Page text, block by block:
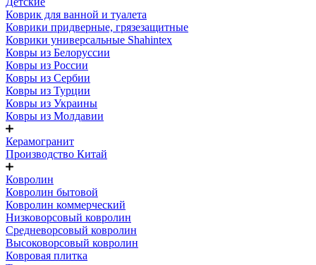
Коврик для ванной и туалета
Коврики придверные, грязезащитные
Коврики универсальные Shahintex
Ковры из Белоруссии
Ковры из России
Ковры из Сербии
Ковры из Турции
Ковры из Украины
Ковры из Молдавии
Керамогранит
Производство Китай
Ковролин
Ковролин бытовой
Ковролин коммерческий
Низковорсовый ковролин
Средневорсовый ковролин
Высоковорсовый ковролин
Ковровая плитка